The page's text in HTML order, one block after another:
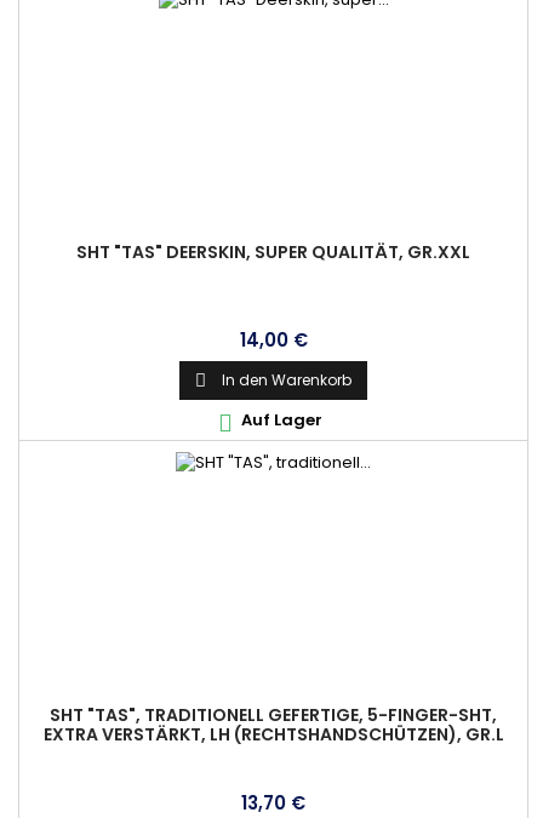
SHT "TAS" DEERSKIN, SUPER QUALITÄT, GR.XXL
Preis
14,00 €
 In den Warenkorb
 Auf Lager
SHT "TAS", TRADITIONELL GEFERTIGE, 5-FINGER-SHT,
EXTRA VERSTÄRKT, LH (RECHTSHANDSCHÜTZEN), GR.L
Preis
13,70 €